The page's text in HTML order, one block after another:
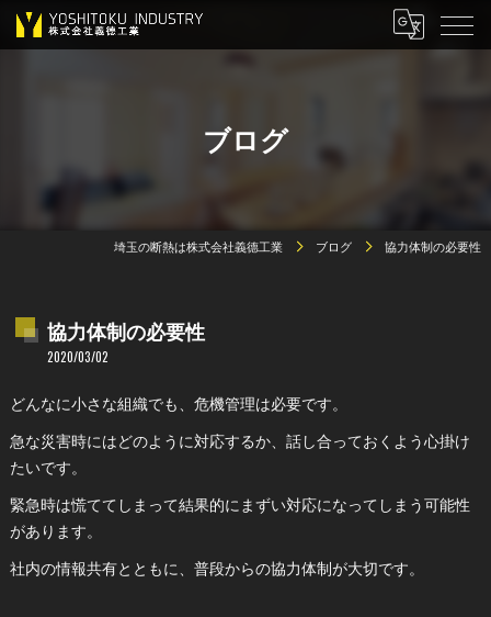
ブログ
埼玉の断熱は株式会社義德工業 ブログ 協力体制の必要性
協力体制の必要性
2020/03/02
どんなに小さな組織でも、危機管理は必要です。
急な災害時にはどのように対応するか、話し合っておくよう心掛け
たいです。
緊急時は慌ててしまって結果的にまずい対応になってしまう可能性
があります。
社内の情報共有とともに、普段からの協力体制が大切です。